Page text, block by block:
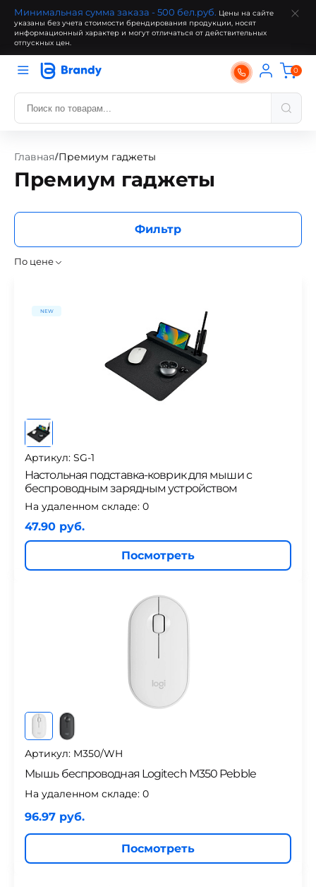
Минимальная сумма заказа - 500 бел.руб. Цены на сайте
указаны без учета стоимости брендирования продукции, носят
информационный характер и могут отличаться от действительных
отпускных цен.
0
Главная/Премиум гаджеты
Премиум гаджеты
Фильтр
По цене
NEW
Артикул: SG-1
Настольная подставка-коврик для мыши с
беспроводным зарядным устройством
На удаленном складе: 0
47.90 руб.
Посмотреть
Артикул: M350/WH
Мышь беспроводная Logitech M350 Pebble
На удаленном складе: 0
96.97 руб.
Посмотреть